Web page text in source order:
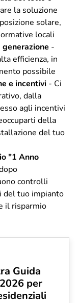
la soluzione
solare,
locali
-
efficienza, in
possibile
e incentivi - Ci
dalla
agli incentivi
della
del tuo
"1 Anno
controlli
del tuo impianto
il risparmio
Guida
per